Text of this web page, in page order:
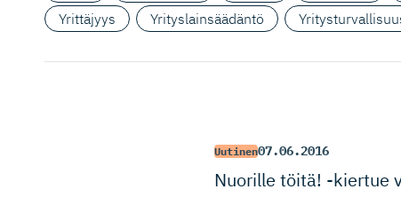
Yrittäjyys
Yrityslainsäädäntö
Uutinen07.06.2016
Nuorille töitä! -kiertue